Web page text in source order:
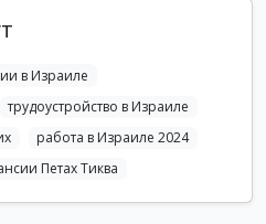
в Израиле
трудоустройство в Израиле
работа в Израиле 2024
Петах Тиква